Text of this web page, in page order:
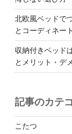
北欧風ベッドで
とコーディネー
収納付きベッド
とメリット・デ
記事のカテ
こたつ